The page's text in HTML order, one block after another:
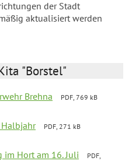
der Stadt
aktualisiert werden
"Borstel"
Brehna
PDF, 769 kB
Halbjahr
PDF, 271 kB
Hort am 16. Juli
PDF,